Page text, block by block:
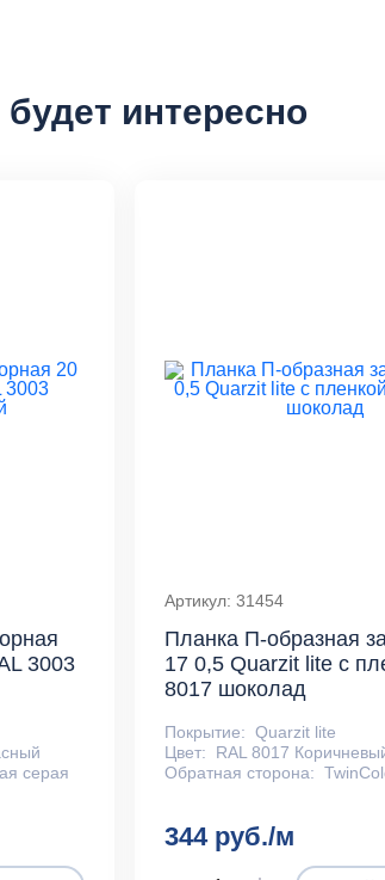
интересно
3003
серая
Артикул: 31454
Планка П-образная
17 0,5 Quarzit lite с
8017 шоколад
Покрытие: Quarzit lite
Цвет:
RAL 8017
Обратная сторона:
344 руб./м